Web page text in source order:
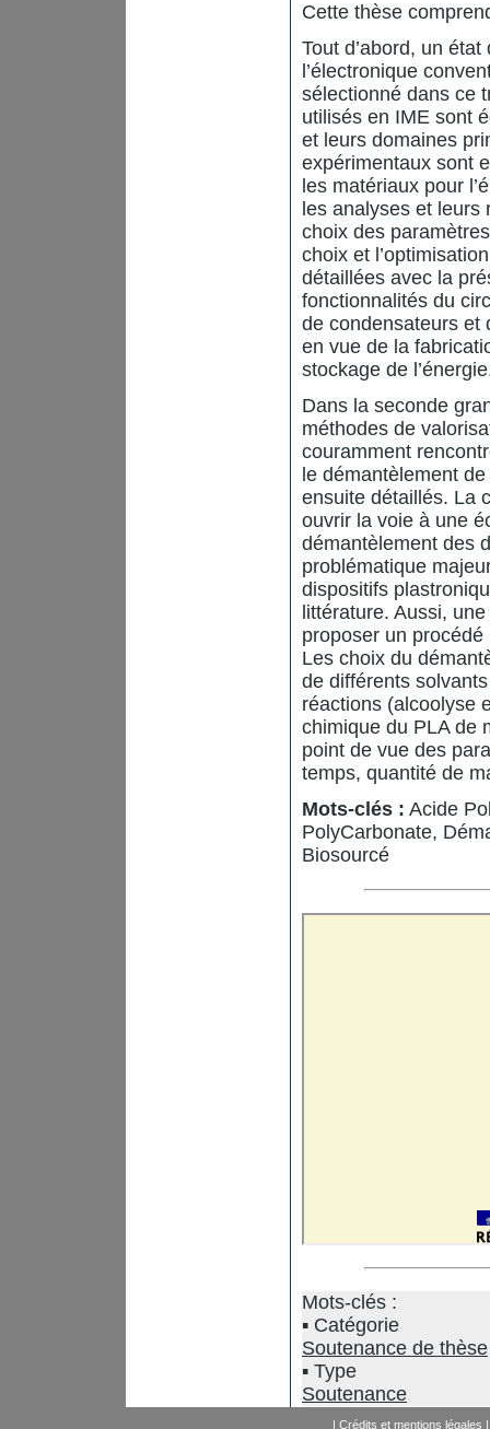
Cette thèse
Tout d’abord, un
l’électronique
sélectionné dans ce
utilisés en IME sont
et leurs domaines
expérimentaux sont
les matériaux pour
les analyses et
choix des
choix et
détaillées avec la
fonctionnalités du
de condensateurs et
en vue de la
stockage de
Dans la seconde
méthodes de
couramment
le démantèlement
ensuite détaillés. La
ouvrir la voie à une
démantèlement des
problématique
dispositifs
littérature. Aussi,
proposer un
Les choix du
de différents
réactions (alcoolyse
chimique du PLA de
point de vue des
temps, quantité de
Mots-clés : Acide
PolyCarbonate,
Biosourcé
Mots-clés :
Catégorie
Soutenance de thèse
Type
Soutenance
| Crédits et mentions légales